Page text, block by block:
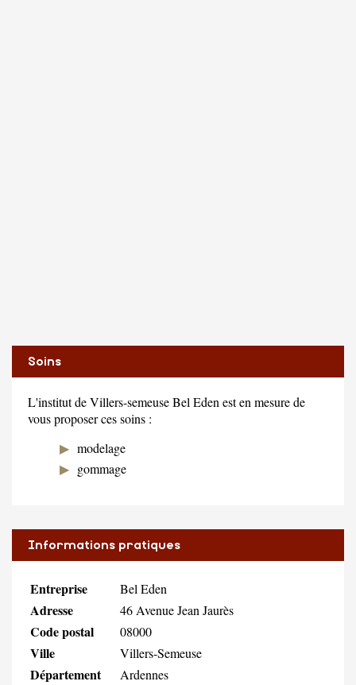
Soins
L'institut de Villers-semeuse Bel Eden est en mesure de
vous proposer ces soins :
modelage
gommage
Informations pratiques
Entreprise Bel Eden
Adresse 46 Avenue Jean Jaurès
Code postal 08000
Ville Villers-Semeuse
Département Ardennes